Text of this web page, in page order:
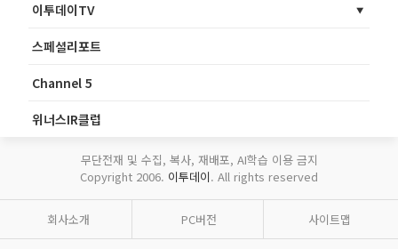
이투데이TV
스페셜리포트
Channel 5
위너스IR클럽
무단전재 및 수집, 복사, 재배포, AI학습 이용 금지
Copyright 2006. 이투데이. All rights reserved
회사소개 PC버전 사이트맵